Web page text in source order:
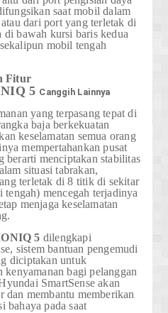
saat mobil dalam
dari port yang terletak di
di bawah kursi baris kedua
mobil tengah
Fitur
5 Canggih Lainnya
yang terpasang tepat di
baja berkekuatan
keselamatan semua orang
mempertahankan pusat
berarti menciptakan stabilitas
situasi tabrakan,
terletak di 8 titik di sekitar
mencegah terjadinya
menjaga keselamatan
5 dilengkapi
, sistem bantuan pengemudi
diciptakan untuk
kenyamanan bagi pelanggan
SmartSense akan
dan membantu memberikan
bahaya pada saat